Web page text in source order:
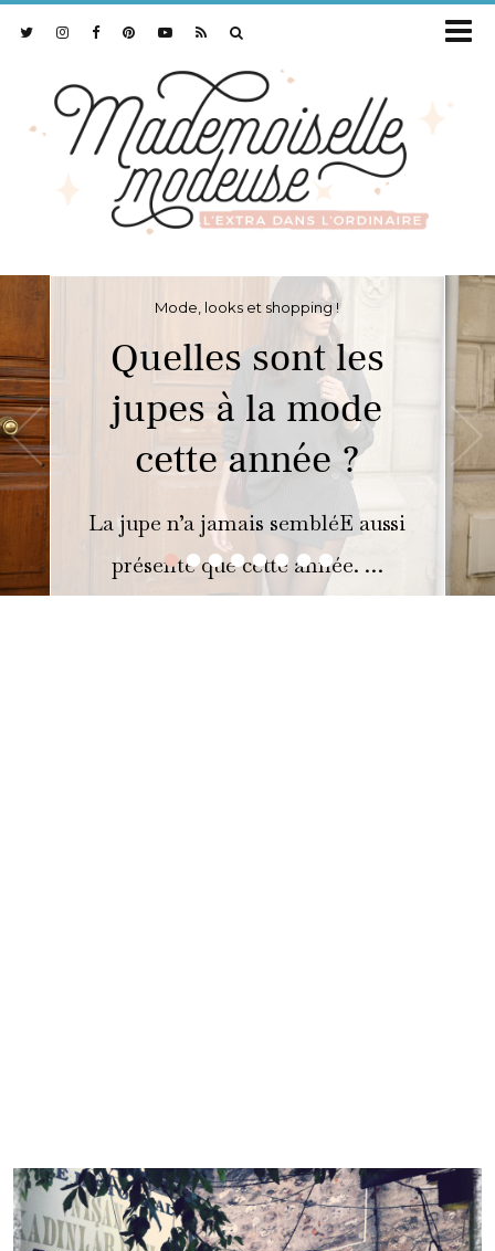
••••••••
Mode, looks et shopping !
Quelles sont les
jupes à la mode
cette année ?
La jupe n’a jamais sembléE aussi
présente que cette année. …